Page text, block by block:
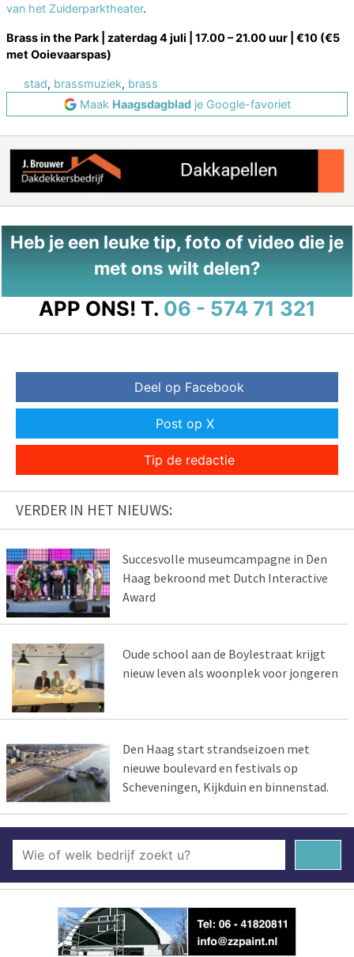
van het Zuiderparktheater.
Brass in the Park | zaterdag 4 juli | 17.00 – 21.00 uur | €10 (€5
met Ooievaarspas)
stad, brassmuziek, brass
Maak Haagsdagbladje Google-favoriet
Heb je een leuke tip, foto of video die je
met ons wilt delen?
APP ONS! T. 06 - 574 71 321
Deel op Facebook
Post op X
Tip de redactie
VERDER IN HET NIEUWS:
Succesvolle museumcampagne in Den
Haag bekroond met Dutch Interactive
Award
Oude school aan de Boylestraat krijgt
nieuw leven als woonplek voor jongeren
Den Haag start strandseizoen met
nieuwe boulevard en festivals op
Scheveningen, Kijkduin en binnenstad.